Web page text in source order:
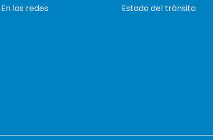
En las redes
Estado del tránsito